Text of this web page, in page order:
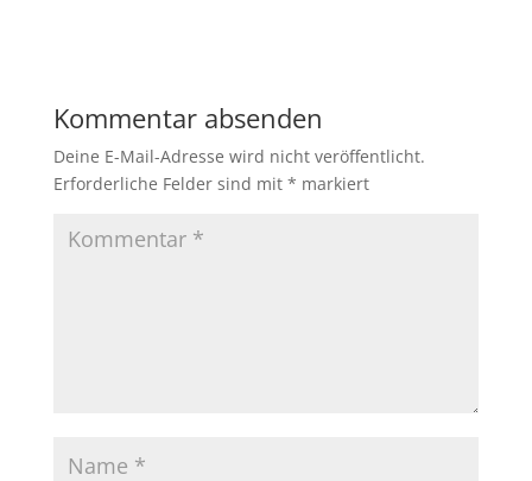
Kommentar absenden
Deine E-Mail-Adresse wird nicht veröffentlicht.
Erforderliche Felder sind mit * markiert